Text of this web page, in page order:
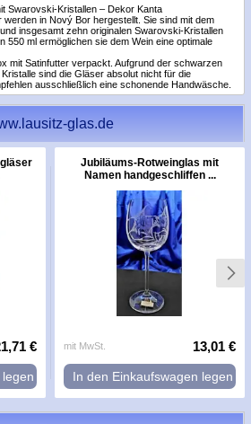
Swarovski-Kristallen – Dekor Kanta
in Nový Bor hergestellt. Sie sind mit dem
insgesamt zehn originalen Swarovski-Kristallen
550 ml ermöglichen sie dem Wein eine optimale
mit Satinfutter verpackt. Aufgrund der schwarzen
sind die Gläser absolut nicht für die
ausschließlich eine schonende Handwäsche.
glas.de
€
Jubiläums-Rotweinglas mit
Namen handgeschliffen ...
mit MwSt. 13,01 €
In den Einkaufswagen legen